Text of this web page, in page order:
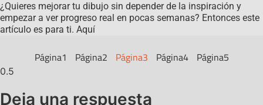
¿Quieres mejorar tu dibujo sin depender de la inspiración y
empezar a ver progreso real en pocas semanas? Entonces este
artículo es para ti. Aquí
Página1 Página2 Página3 Página4 Página5
Deja una respuesta